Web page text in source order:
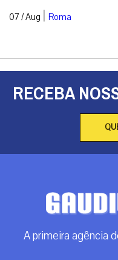
07 / Aug | Roma
RECEBA
A primeira agência